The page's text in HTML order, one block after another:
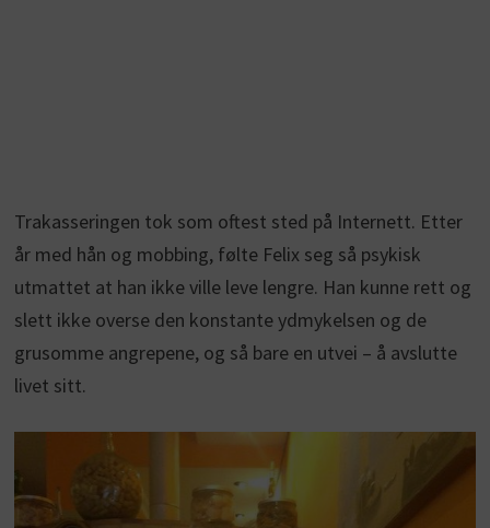
Trakasseringen tok som oftest sted på Internett. Etter
år med hån og mobbing, følte Felix seg så psykisk
utmattet at han ikke ville leve lengre. Han kunne rett og
slett ikke overse den konstante ydmykelsen og de
grusomme angrepene, og så bare en utvei – å avslutte
livet sitt.